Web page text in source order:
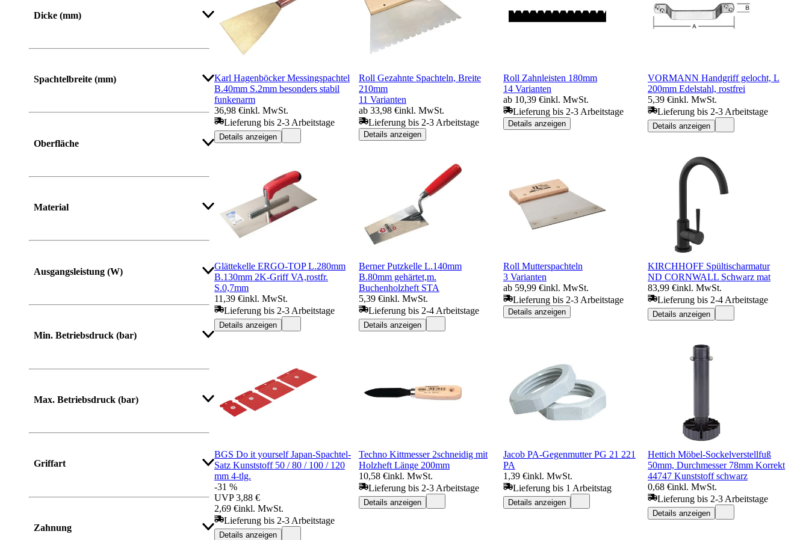
Dicke (mm)
Spachtelbreite (mm)
Oberfläche
Material
Ausgangsleistung (W)
Min. Betriebsdruck (bar)
Max. Betriebsdruck (bar)
Griffart
Zahnung
Karl Hagenböcker Messingspachtel
B.40mm S.2mm besonders stabil
funkenarm
36,98 €inkl. MwSt.
Lieferung bis 2-3 Arbeitstage
Details anzeigen
Roll Gezahnte Spachteln, Breite
210mm
11 Varianten
ab 33,98 €inkl. MwSt.
Lieferung bis 2-3 Arbeitstage
Details anzeigen
Roll Zahnleisten 180mm
14 Varianten
ab 10,39 €inkl. MwSt.
Lieferung bis 2-3 Arbeitstage
Details anzeigen
VORMANN Handgriff gelocht, L
200mm Edelstahl, rostfrei
5,39 €inkl. MwSt.
Lieferung bis 2-3 Arbeitstage
Details anzeigen
Glättekelle ERGO-TOP L.280mm
B.130mm 2K-Griff VA,rostfr.
S.0,7mm
11,39 €inkl. MwSt.
Lieferung bis 2-3 Arbeitstage
Details anzeigen
Berner Putzkelle L.140mm
B.80mm gehärtet,m.
Buchenholzheft STA
5,39 €inkl. MwSt.
Lieferung bis 2-4 Arbeitstage
Details anzeigen
Roll Mutterspachteln
3 Varianten
ab 59,99 €inkl. MwSt.
Lieferung bis 2-3 Arbeitstage
Details anzeigen
KIRCHHOFF Spültischarmatur
ND CORNWALL Schwarz mat
83,99 €inkl. MwSt.
Lieferung bis 2-4 Arbeitstage
Details anzeigen
BGS Do it yourself Japan-Spachtel-
Satz Kunststoff 50 / 80 / 100 / 120
mm 4-tlg.
-31 %
UVP 3,88 €
2,69 €inkl. MwSt.
Lieferung bis 2-3 Arbeitstage
Details anzeigen
Techno Kittmesser 2schneidig mit
Holzheft Länge 200mm
10,58 €inkl. MwSt.
Lieferung bis 2-3 Arbeitstage
Details anzeigen
Jacob PA-Gegenmutter PG 21 221
PA
1,39 €inkl. MwSt.
Lieferung bis 1 Arbeitstag
Details anzeigen
Hettich Möbel-Sockelverstellfuß
50mm, Durchmesser 78mm Korrekt
44747 Kunststoff schwarz
0,68 €inkl. MwSt.
Lieferung bis 2-3 Arbeitstage
Details anzeigen